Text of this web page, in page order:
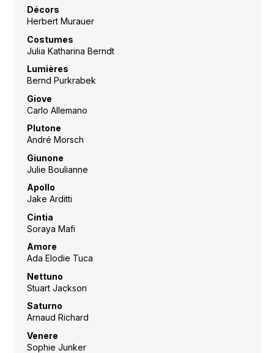
Décors
Herbert Murauer
Costumes
Julia Katharina Berndt
Lumières
Bernd Purkrabek
Giove
Carlo Allemano
Plutone
André Morsch
Giunone
Julie Boulianne
Apollo
Jake Arditti
Cintia
Soraya Mafi
Amore
Ada Elodie Tuca
Nettuno
Stuart Jackson
Saturno
Arnaud Richard
Venere
Sophie Junker